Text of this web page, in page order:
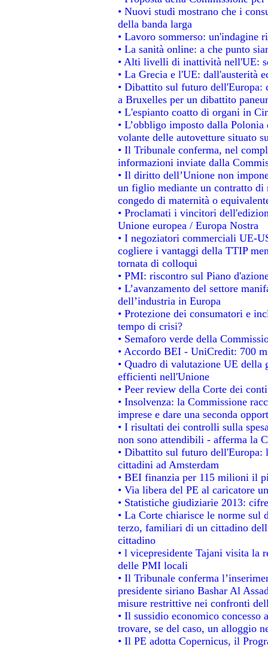
• Nuovi studi mostrano che i
della banda larga
• Lavoro sommerso: un'indagine
• La sanità online: a che punto
• Alti livelli di inattività nell'UE:
• La Grecia e l'UE: dall'austerità
• Dibattito sul futuro
a Bruxelles per un dibattito
• L'espianto coatto di organi in
• L’obbligo imposto dalla
volante delle autovetture situato
• Il Tribunale conferma, nel
informazioni inviate dalla
• Il diritto dell’Unione non
un figlio mediante un contratto di
congedo di maternità o
• Proclamati i vincitori
Unione europea / Europa Nostra
• I negoziatori commerciali UE-
cogliere i vantaggi della TTIP
tornata di colloqui
• PMI: riscontro sul Piano
• L’avanzamento del settore
dell’industria in Europa
• Protezione dei consumatori e
tempo di crisi?
• Semaforo verde della
• Accordo BEI - UniCredit: 700
• Quadro di valutazione UE
efficienti nell'Unione
• Peer review della Corte dei
• Insolvenza: la Commissione
imprese e dare una seconda
• I risultati dei controlli sulla
non sono attendibili - afferma la
• Dibattito sul futuro dell'Europa:
cittadini ad Amsterdam
• BEI finanzia per 115 milioni il
• Via libera del PE al caricatore
• Statistiche giudiziarie 2013:
• La Corte chiarisce le norme
terzo, familiari di un cittadino
cittadino
• l vicepresidente Tajani visita la
delle PMI locali
• Il Tribunale conferma
presidente siriano Bashar Al
misure restrittive nei confronti
• Il sussidio economico
trovare, se del caso, un alloggio
• Il PE adotta Copernicus, il